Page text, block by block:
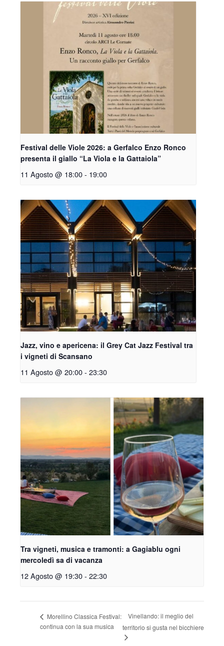
Festival delle Viole 2026: a Gerfalco Enzo Ronco
presenta il giallo “La Viola e la Gattaiola”
11 Agosto @ 18:00- 19:00
Jazz, vino e apericena: il Grey Cat Jazz Festival tra
i vigneti di Scansano
11 Agosto @ 20:00- 23:30
Tra vigneti, musica e tramonti: a Gagiablu ogni
mercoledì sa di vacanza
12 Agosto @ 19:30- 22:30
Morellino Classica Festival:
continua con la sua musica
Vinellando: il meglio del
territorio si gusta nel bicchiere